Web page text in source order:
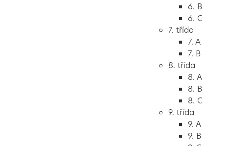
6. B
6. C
7. třída
7. A
7. B
8. třída
8. A
8. B
8. C
9. třída
9. A
9. B